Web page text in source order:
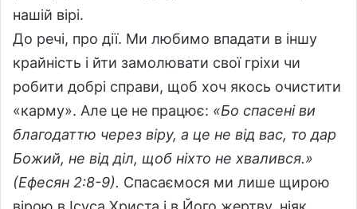
нашій вірі.
До речі, про дії. Ми любимо впадати в іншу
крайність і йти замолювати свої гріхи чи
робити добрі справи, щоб хоч якось очистити
«карму». Але це не працює: «Бо спасені ви
благодаттю через віру, а це не від вас, то дар
Божий, не від діл, щоб ніхто не хвалився.»
(Ефесян 2:8-9). Спасаємося ми лише щирою